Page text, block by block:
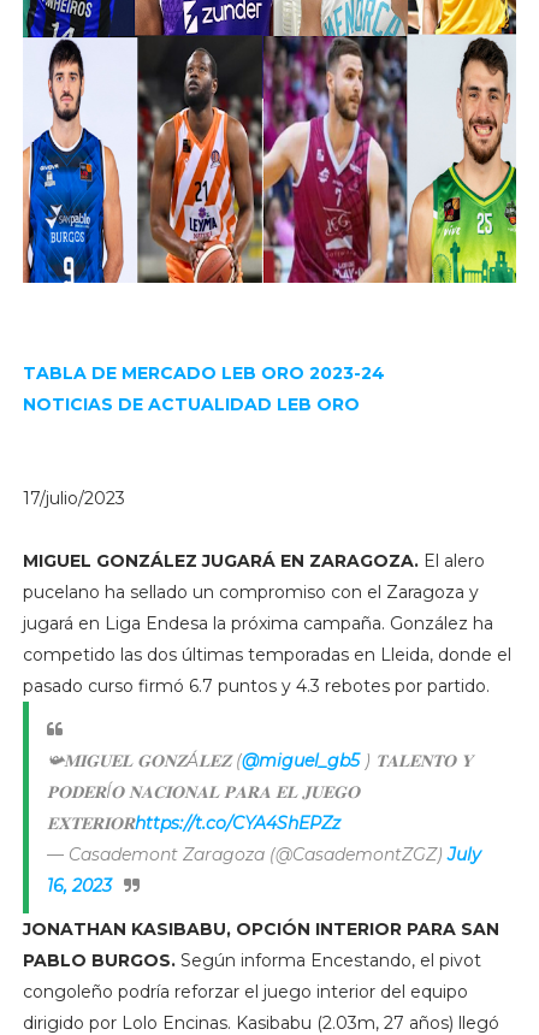
TABLA DE MERCADO LEB ORO 2023-24
NOTICIAS DE ACTUALIDAD LEB ORO
17/julio/2023
MIGUEL GONZÁLEZ JUGARÁ EN ZARAGOZA.El alero
pucelano ha sellado un compromiso con el Zaragoza y
jugará en Liga Endesa la próxima campaña. González ha
competido las dos últimas temporadas en Lleida, donde el
pasado curso firmó 6.7 puntos y 4.3 rebotes por partido.
📯𝐌𝐈𝐆𝐔𝐄𝐋 𝐆𝐎𝐍𝐙Á𝐋𝐄𝐙 (@miguel_gb5) 𝐓𝐀𝐋𝐄𝐍𝐓𝐎 𝐘
𝐏𝐎𝐃𝐄𝐑Í𝐎 𝐍𝐀𝐂𝐈𝐎𝐍𝐀𝐋 𝐏𝐀𝐑𝐀 𝐄𝐋 𝐉𝐔𝐄𝐆𝐎
𝐄𝐗𝐓𝐄𝐑𝐈𝐎𝐑https://t.co/CYA4ShEPZz
— Casademont Zaragoza (@CasademontZGZ)July
16, 2023
JONATHAN KASIBABU, OPCIÓN INTERIOR PARA SAN
PABLO BURGOS. Según informa Encestando, el pivot
congoleño podría reforzar el juego interior del equipo
dirigido por Lolo Encinas. Kasibabu (2.03m, 27 años) llegó